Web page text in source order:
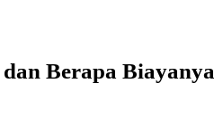
Berapa Biayanya